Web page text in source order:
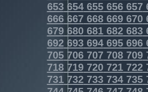
653654655656657
666667668669670
679680681682683
692693694695696
705706707708709
718719720721722
731732733734735